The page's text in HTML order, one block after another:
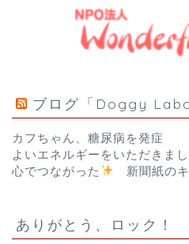
ブログ「Doggy Labo
カフちゃん、糖尿病を発症
よいエネルギーをいただきま
心でつながった
新聞紙の
ありがとう、ロック！